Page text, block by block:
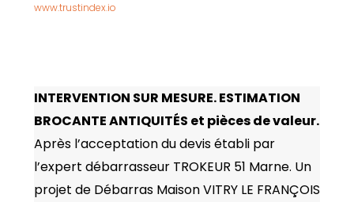
www.trustindex.io
INTERVENTION SUR MESURE. ESTIMATION
BROCANTE ANTIQUITÉS et pièces de valeur.
Après l’acceptation du devis établi par
l’expert débarrasseur TROKEUR 51 Marne. Un
projet de Débarras Maison VITRY LE FRANÇOIS